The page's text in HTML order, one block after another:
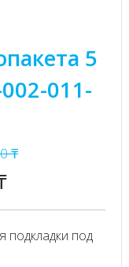
5
011-
₸
подкладки под